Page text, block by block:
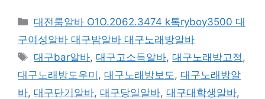
카
테
고
리
대전룸알바 O1O.2062.3474 k톡ryboy3500 대
구여성알바 대구밤알바 대구노래방알바
태
그
대구bar알바,대구고소득알바,대구노래방고정 ,
대구노래방도우미 , 대구노래방보도 , 대구노래방알
바, 대구단기알바, 대구당일알바, 대구대학생알바,